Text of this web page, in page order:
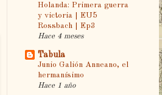
Holanda: Primera guerra
y victoria | EU5
Rossbach | Ep3
Hace 4 meses
Tabula
Junio Galión Anneano, el
hermanísimo
Hace 1 año